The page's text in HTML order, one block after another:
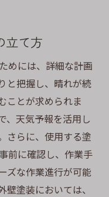
立て方
めには、詳細な計画
と把握し、晴れが続
ことが求められま
、天気予報を活用し
さらに、使用する塗
前に確認し、作業手
ズな作業進行が可能
塗装においては、